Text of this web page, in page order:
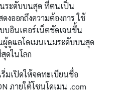
ระดับบนสุด ที่ตนเป็น
งออกถึงความต้องการ ใช้
บอินเตอร์เน็ตชัดเจนขึ้น
ดูแลโดเมนเนมระดับบนสุด
ดในโลก
มเปิดให้จดทะเบียนชื่อ
ภายใต้โซนโดเมน .com